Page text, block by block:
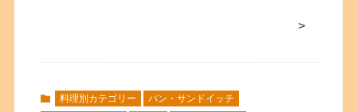
>
料理別カテゴリー
パン・サンドイッチ